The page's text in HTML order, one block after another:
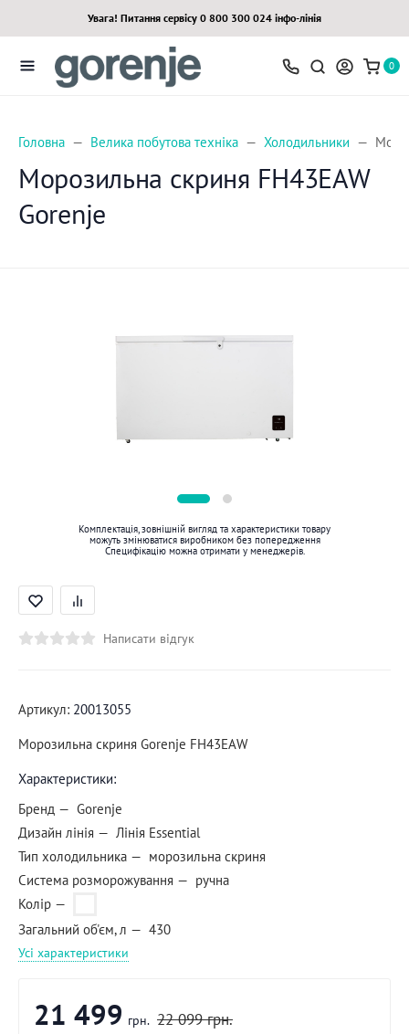
Увага! Питання сервісу 0 800 300 024 інфо-лінія
0
Головна Велика побутова техніка Холодильники
Морозильна скриня FH43EAW
Gorenje
Комплектація, зовнішній вигляд та характеристики товару
можуть змінюватися виробником без попередження
Специфікацію можна отримати у менеджерів.
Написати відгук
Артикул: 20013055
Морозильна скриня Gorenje FH43EAW
Характеристики:
Бренд
Gorenje
Дизайн лінія
Лінія Essential
Тип холодильника
морозильна скриня
Система розморожування
ручна
Колір
Загальний об'єм, л
430
Усі характеристики
21 499 грн. 22 099 грн.